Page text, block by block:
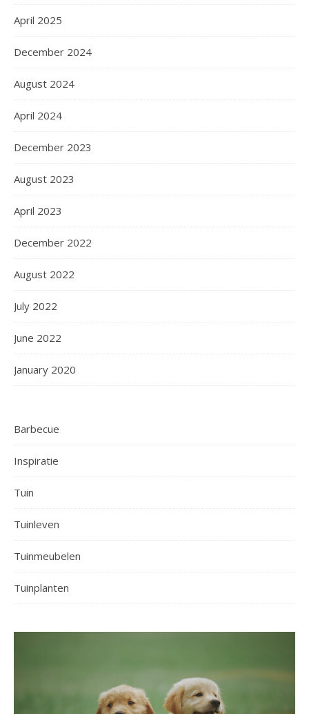
April 2025
December 2024
August 2024
April 2024
December 2023
August 2023
April 2023
December 2022
August 2022
July 2022
June 2022
January 2020
Barbecue
Inspiratie
Tuin
Tuinleven
Tuinmeubelen
Tuinplanten